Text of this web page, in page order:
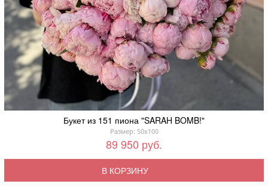
Букет из 151 пиона "SARAH BOMB!"
Размер: 50x100
89 950 руб.
В КОРЗИНУ